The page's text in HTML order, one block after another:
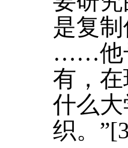
是复
……他
有，
什么
织。